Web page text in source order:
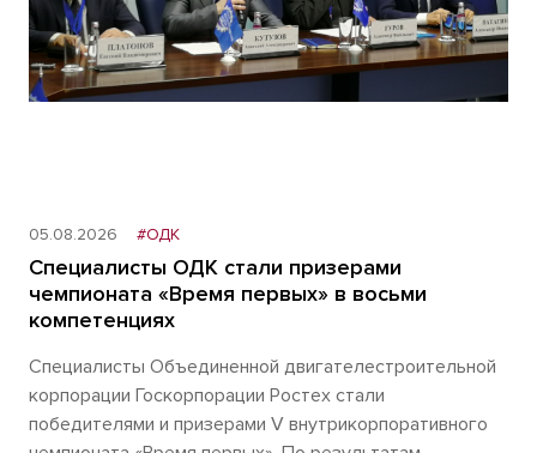
05.08.2026 #ОДК
Специалисты ОДК стали призерами
чемпионата «Время первых» в восьми
компетенциях
Специалисты Объединенной двигателестроительной
корпорации Госкорпорации Ростех стали
победителями и призерами V внутрикорпоративного